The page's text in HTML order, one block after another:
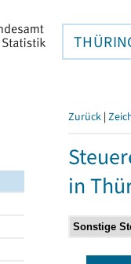
Zurück |
in